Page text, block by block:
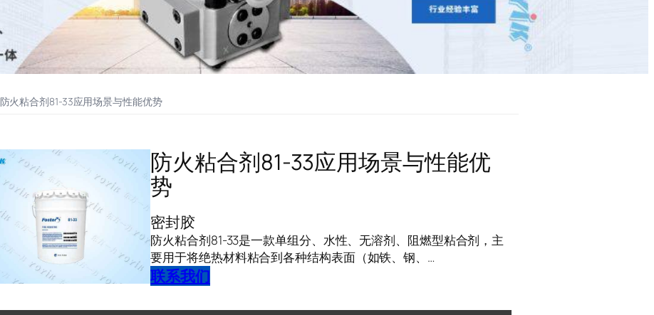
防火粘合剂81-33应用场景与性能优势
防火粘合剂81-33应用场景与性能优
势
密封胶
防火粘合剂81-33是一款单组分、水性、无溶剂、阻燃型粘合剂，主
要用于将绝热材料粘合到各种结构表面（如铁、钢、…
联系我们